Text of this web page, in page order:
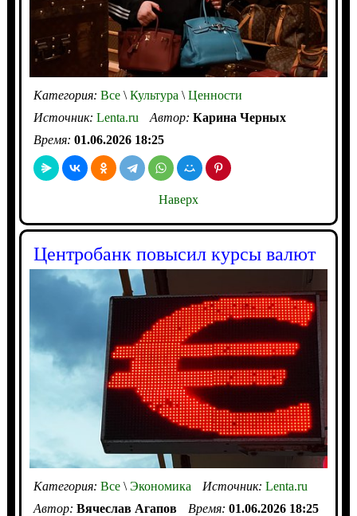
Категория: Все\Культура \Ценности
Источник: Lenta.ru Автор: Карина Черных
Время: 01.06.2026 18:25
Наверх
Центробанк повысил курсы валют
Категория: Все\Экономика Источник: Lenta.ru
Автор: Вячеслав Агапов Время: 01.06.2026 18:25